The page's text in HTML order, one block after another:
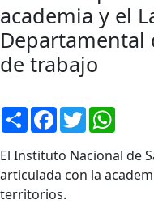
academia y el
Departamental
de trabajo
Compartir
Facebook
Twitter
El Instituto Nacional de
articulada con la
territorios.